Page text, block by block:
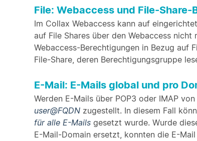
File: Webaccess und File-Share-
Im Collax Webaccess kann auf
auf File Shares über den Webaccess
Webaccess-Berechtigungen in Bezug auf
File-Share, deren Berechtigungsgruppe
E-Mail: E-Mails global und pro
Werden E-Mails über POP3 oder IMAP
user@FQDN zugestellt. In diesem Fall
für alle E-Mails gesetzt wurde. Wurde
E-Mail-Domain ersetzt, konnten die E-